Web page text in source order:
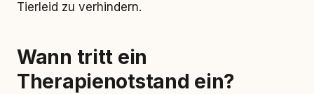
Tierleid zu verhindern.
Wann tritt ein
Therapienotstand ein?